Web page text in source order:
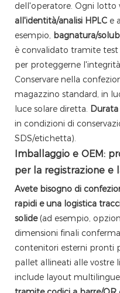
dell'operatore. Ogni lotto
all'identità/analisi HPLC e
esempio, bagnatura/
è convalidato tramite test
per proteggerne
Conservare nella
magazzino standard, in
luce solare diretta.
in condizioni di
SDS/etichetta).
Imballaggio e OEM:
per la registrazione e
Avete bisogno di
rapidi e una logistica
solide(ad esempio,
dimensioni finali
contenitori esterni pronti
pallet allineati alle vostre
include layout